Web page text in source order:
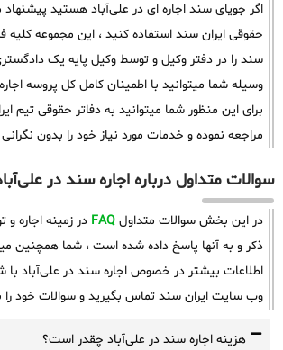
اگر جویای سند اجاره ای در علی‌آباد هستید
حقوقی ایران سند استفاده کنید ، این مجموعه کلیه
سند را در دفتر وکیل و توسط وکیل پایه یک
وسیله شما میتوانید با اطمینان کامل کل پروسه
برای این منظور شما میتوانید به دفاتر حقوقی تیم
مراجعه نموده و خدمات مورد نیاز خود را بدون
سوالات متداول درباره اجاره سند در
در این بخش سوالات متداول FAQ در زمینه اجاره و
ذکر و به آنها پاسخ داده شده است ، شما همچنین
اطلاعات بیشتر در خصوص اجاره سند در علی‌آباد با
وب سایت ایران سند تماس بگیرید و سوالات خود را
هزینه اجاره سند در علی‌آباد چقدر است؟